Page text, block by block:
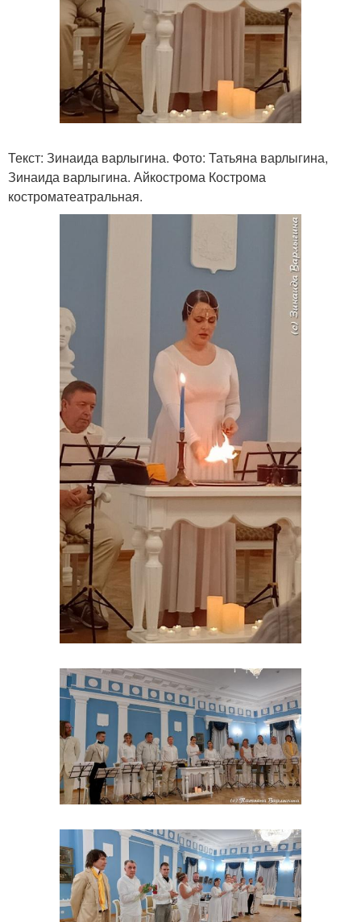
Текст: Зинаида варлыгина. Фото: Татьяна варлыгина,
Зинаида варлыгина. Айкострома Кострома
костроматеатральная.